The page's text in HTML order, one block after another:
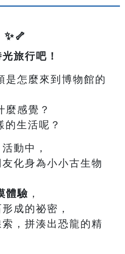
旅行吧！
是怎麼來到博物館的
麼感覺？
的生活呢？
活動中，
化身為小小古生物
體驗 ，
成的祕密，
，拼湊出恐龍的精